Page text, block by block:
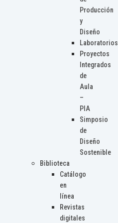
Producción
y
Diseño
Laboratorios
Proyectos
Integrados
de
Aula
–
PIA
Simposio
de
Diseño
Sostenible
Biblioteca
Catálogo
en
línea
Revistas
digitales